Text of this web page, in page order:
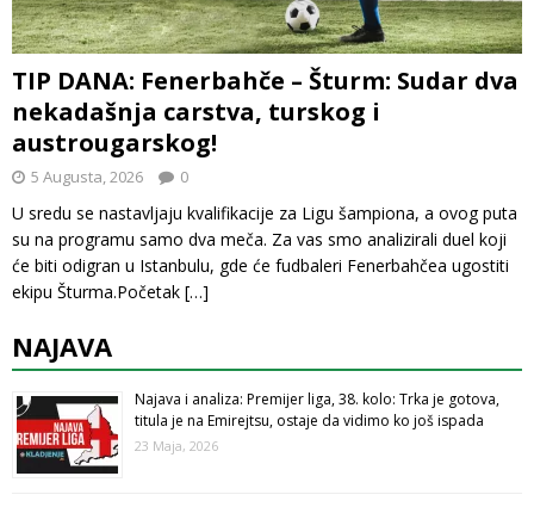
TIP DANA: Fenerbahče – Šturm: Sudar dva
nekadašnja carstva, turskog i
austrougarskog!
5 Augusta, 2026 0
U sredu se nastavljaju kvalifikacije za Ligu šampiona, a ovog puta
su na programu samo dva meča. Za vas smo analizirali duel koji
će biti odigran u Istanbulu, gde će fudbaleri Fenerbahčea ugostiti
ekipu Šturma.Početak […]
NAJAVA
Najava i analiza: Premijer liga, 38. kolo: Trka je gotova,
titula je na Emirejtsu, ostaje da vidimo ko još ispada
23 Maja, 2026